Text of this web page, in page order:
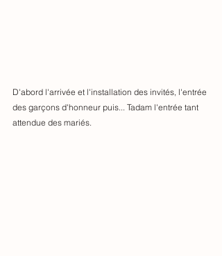
D'abord l'arrivée et l'installation des invités, l'entrée
des garçons d'honneur puis... Tadam l'entrée tant
attendue des mariés.